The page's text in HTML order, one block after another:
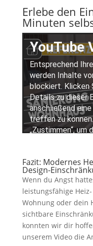
Erlebe den
Minuten
Fazit: Modernes
Design-
Wenn du Angst
leistungsfähige
Wohnung oder dein
sichtbare
konnten wir dir
unserem Video die